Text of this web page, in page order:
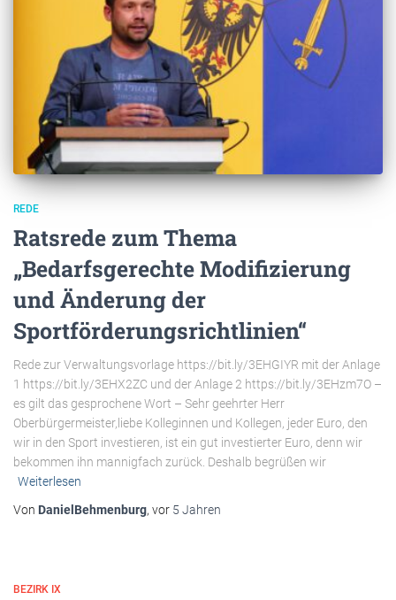
REDE
Ratsrede zum Thema
„Bedarfsgerechte Modifizierung
und Änderung der
Sportförderungsrichtlinien“
Rede zur Verwaltungsvorlage https://bit.ly/3EHGIYR mit der Anlage
1 https://bit.ly/3EHX2ZC und der Anlage 2 https://bit.ly/3EHzm7O –
es gilt das gesprochene Wort – Sehr geehrter Herr
Oberbürgermeister,liebe Kolleginnen und Kollegen, jeder Euro, den
wir in den Sport investieren, ist ein gut investierter Euro, denn wir
bekommen ihn mannigfach zurück. Deshalb begrüßen wir
Weiterlesen
Von DanielBehmenburg, vor 5 Jahren
BEZIRK IX